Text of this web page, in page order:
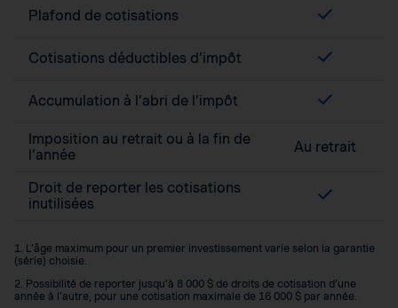
Plafond de cotisations
Cotisations déductibles d’impôt
Accumulation à l’abri de l’impôt
Imposition au retrait ou à la fin de
l’année
Au retrait
Droit de reporter les cotisations
inutilisées
1. L’âge maximum pour un premier investissement varie selon la garantie
(série) choisie.
2. Possibilité de reporter jusqu’à 8 000 $ de droits de cotisation d’une
année à l’autre, pour une cotisation maximale de 16 000 $ par année.